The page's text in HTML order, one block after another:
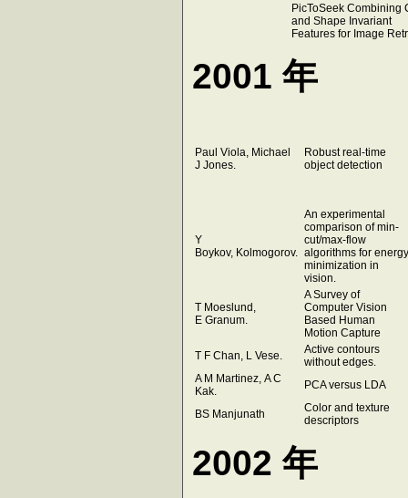
PicToSeek Combining
and Shape Invariant
Features for Image
2001 年
Paul Viola, Michael
J Jones.
Robust real-time
object detection
Y
Boykov, Kolmogorov.
An experimental
comparison of min-
cut/max-flow
algorithms for energy
minimization in
vision.
T Moeslund,
E Granum.
A Survey of
Computer Vision
Based Human
Motion Capture
T F Chan, L Vese.
Active contours
without edges.
A M Martinez, A C
Kak.
PCA versus LDA
BS Manjunath
Color and texture
descriptors
2002 年